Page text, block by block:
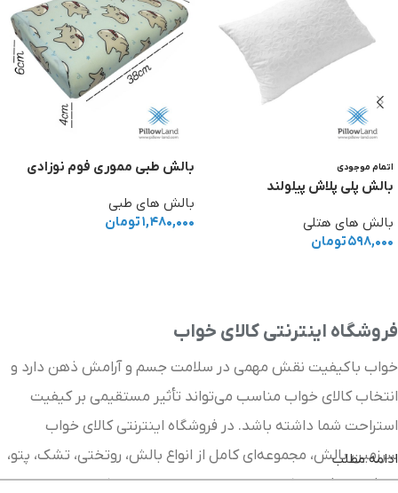
اتمام موجودی
بالش پلی پلاش پیلولند
بالش های هتلی
۵۹۸,۰۰۰تومان
بالش طبی مموری فوم نوزادی
بالش های طبی
۱,۴۸۰,۰۰۰تومان
فروشگاه اینترنتی کالای خواب
خواب باکیفیت نقش مهمی در سلامت جسم و آرامش ذهن دارد و
انتخاب کالای خواب مناسب می‌تواند تأثیر مستقیمی بر کیفیت
استراحت شما داشته باشد. در فروشگاه اینترنتی کالای خواب
سرزمین بالش، مجموعه‌ای کامل از انواع بالش، روتختی، تشک، پتو،
لحاف، محافظ تشک و سایر محصولات خواب را با کیفیت بالا و
ادامه مطلب